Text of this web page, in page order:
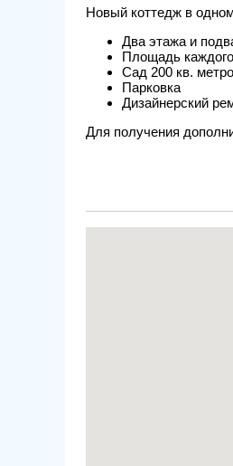
Новый коттедж в
Два этажа и
Площадь
Сад 200 кв.
Парковка
Дизайнерский
Для получения